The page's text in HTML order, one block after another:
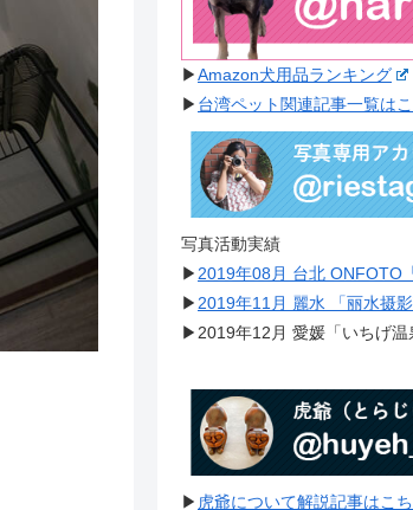
▶︎Amazon犬用品ランキング
▶︎ 台湾ペット関連記事一覧は
写真活動実績
▶︎ 2019年08月 台北 ONFOTO
▶︎ 2019年11月 麗水 「丽水摄
▶︎2019年12月 愛媛「いちげ温
▶︎ 虎爺について解説記事はこ